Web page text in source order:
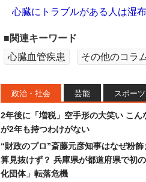
心臓にトラブルがある人は湿
■関連キーワード
心臓血管疾患
その他のコラ
政治・社会 芸能 スポーツ
2年後に「増税」空手形の大笑い こん
が2年も持つわけがない
“財政のプロ”斎藤元彦知事はなぜ粉
算見抜けず？ 兵庫県が都道府県で初
化団体」転落危機